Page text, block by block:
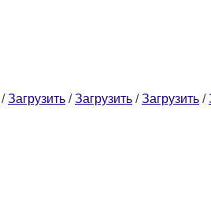
/Загрузить /Загрузить /Загрузить /